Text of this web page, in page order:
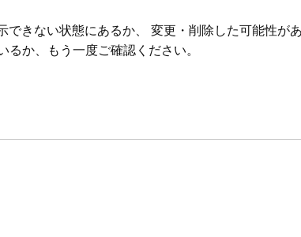
きない状態にあるか、 変更・削除した可能性があ
か、もう一度ご確認ください。